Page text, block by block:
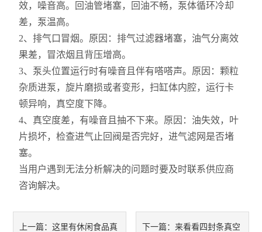
全自动给袋真空包装设备
效，噪音高。回油管堵塞，回油不畅，泵体循环冷却
差，泵温高。
2、排气口冒烟。原因：排气过滤器堵塞，油气分离效
果差，冒浓烟且背压增高。
3、泵头位置运行时有噪音且伴有嗒嗒声。原因：颗粒
杂质进泵，旋片磨损或者变形，扫缸体内腔，运行卡
顿异响，真空度下降。
4、真空度差，有噪音且抽不下来。原因：油失效，叶
片损坏，检查进气止回阀是否完好，进气滤网是否堵
塞。
当用户遇到无法分析解决的问题时要及时联系供应商
咨询解决。
上一篇：这里有休闲食品真 下一篇： 来看看四封条真空